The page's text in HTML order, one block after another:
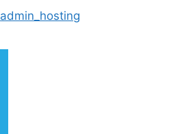
admin_hosting